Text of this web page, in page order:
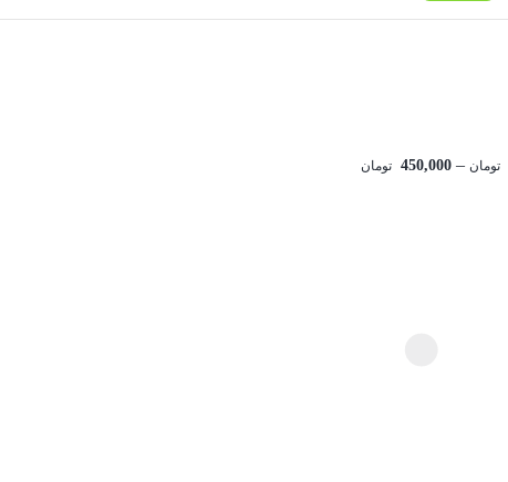
تومان–
450,000 تومان